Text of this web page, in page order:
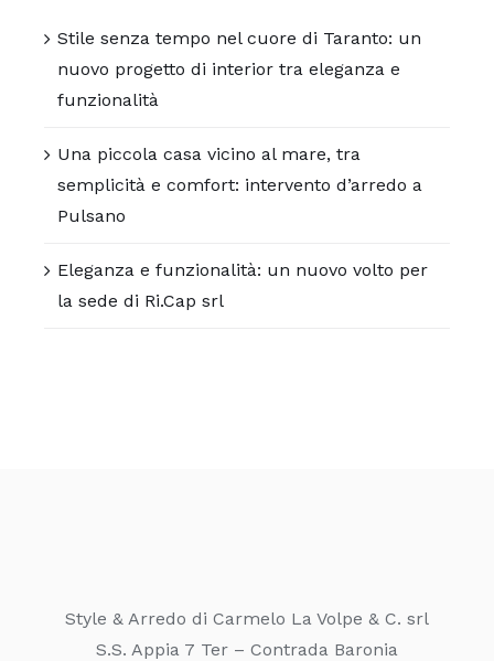
Stile senza tempo nel cuore di Taranto: un
nuovo progetto di interior tra eleganza e
funzionalità
Una piccola casa vicino al mare, tra
semplicità e comfort: intervento d’arredo a
Pulsano
Eleganza e funzionalità: un nuovo volto per
la sede di Ri.Cap srl
Style & Arredo di Carmelo La Volpe & C. srl
S.S. Appia 7 Ter – Contrada Baronia